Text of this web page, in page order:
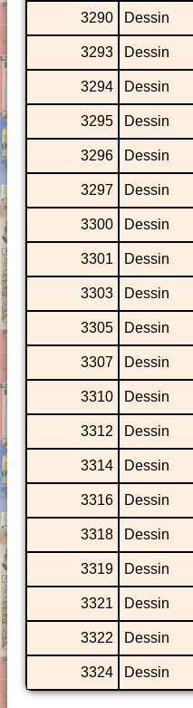
3290 Dessin
3293 Dessin
3294 Dessin
3295 Dessin
3296 Dessin
3297 Dessin
3300 Dessin
3301 Dessin
3303 Dessin
3305 Dessin
3307 Dessin
3310 Dessin
3312 Dessin
3314 Dessin
3316
Dessin
3318 Dessin
3319 Dessin
3321 Dessin
3322 Dessin
3324 Dessin